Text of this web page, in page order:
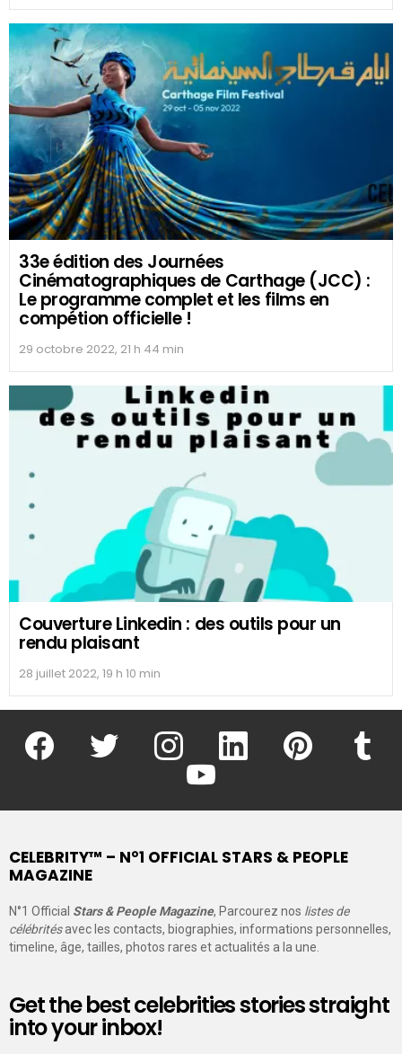
33e édition des Journées
Cinématographiques de Carthage (JCC) :
Le programme complet et les films en
compétion officielle !
29 octobre 2022, 21 h 44 min
Couverture Linkedin : des outils pour un
rendu plaisant
28 juillet 2022, 19 h 10 min
facebook twitter instagram linkedin pinterest
youtube
CELEBRITY™ – N°1 OFFICIAL STARS & PEOPLE
MAGAZINE
N°1 Official Stars & People Magazine, Parcourez nos listes de
célébritésavec les contacts, biographies, informations personnelles,
timeline, âge, tailles, photos rares et actualités a la une.
Get the best celebrities stories straight
into your inbox!